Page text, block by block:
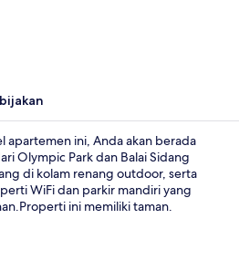
apartemen ini, Anda akan berada
Olympic Park dan Balai Sidang
di kolam renang outdoor, serta
WiFi dan parkir mandiri yang
ini memiliki taman.